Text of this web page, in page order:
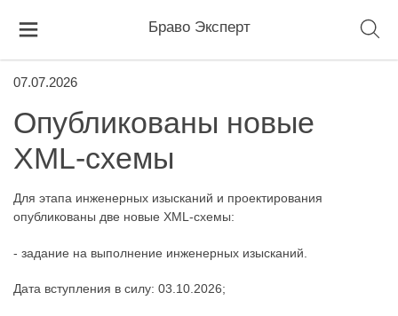
Браво Эксперт
07.07.2026
Опубликованы новые
XML-схемы
Для этапа инженерных изысканий и проектирования
опубликованы две новые XML-схемы:
- задание на выполнение инженерных изысканий.
Дата вступления в силу: 03.10.2026;